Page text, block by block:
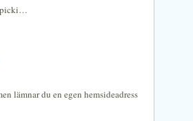
lämnar du en egen hemsideadress